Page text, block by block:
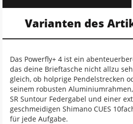
Varianten des
Das Powerfly+ 4 ist ein
das deine Brieftasche nicht allzu
gleich, ob holprige Pendelstrecken
seinem robusten
SR Suntour Federgabel und einer
geschmeidigen Shimano CUES
für jede Aufgabe.